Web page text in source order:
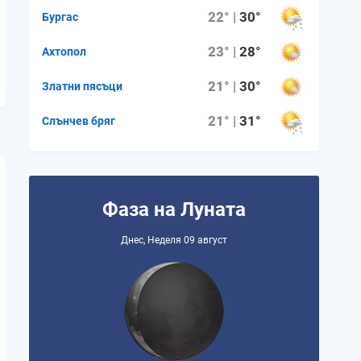
Бургас 22° |30°
Ахтопол 23° |28°
Златни пясъци 21° |30°
Слънчев бряг 21° |31°
Фаза на Луната
Днес, Неделя 09 август